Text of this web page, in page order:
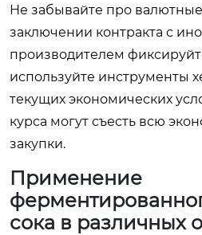
Не забывайте про
заключении контракта с
производителем
используйте инструменты
текущих экономических
курса могут съесть всю
закупки.
Применение
сока в различных